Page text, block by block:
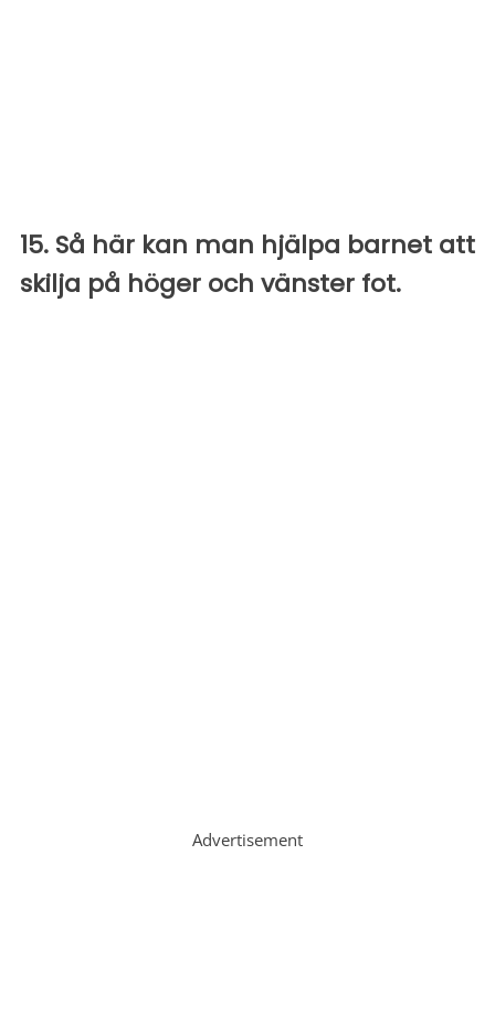
15. Så här kan man hjälpa barnet att
skilja på höger och vänster fot.
Advertisement